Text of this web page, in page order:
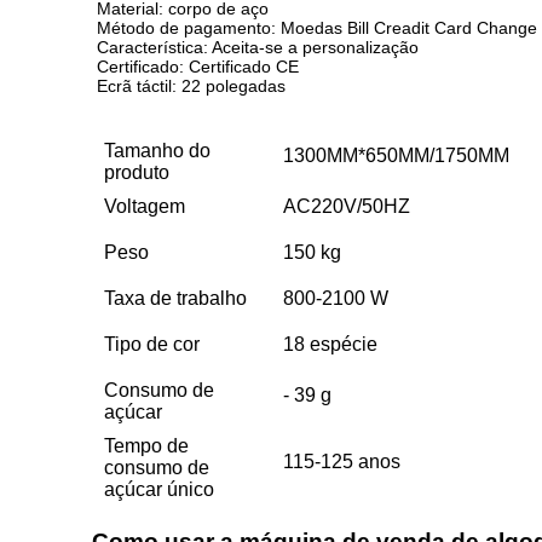
Material: corpo de aço
Método de pagamento: Moedas Bill Creadit Card Change
Característica: Aceita-se a personalização
Certificado: Certificado CE
Ecrã táctil: 22 polegadas
Tamanho do
produto
1300MM*650MM/1750MM
Voltagem AC220V/50HZ
Peso 150 kg
Taxa de trabalho 800-2100 W
Tipo de cor 18 espécie
Consumo de
açúcar
- 39 g
Tempo de
consumo de
açúcar único
115-125 anos